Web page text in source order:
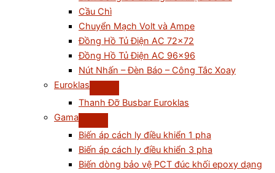
Cầu Chì
Chuyển Mạch Volt và Ampe
Đồng Hồ Tủ Điện AC 72×72
Đồng Hồ Tủ Điện AC 96×96
Nút Nhấn – Đèn Báo – Công Tắc Xoay
Euroklas
Thanh Đỡ Busbar Euroklas
Gama
Biến áp cách ly điều khiển 1 pha
Biến áp cách ly điều khiển 3 pha
Biến dòng bảo vệ PCT đúc khối epoxy dạng